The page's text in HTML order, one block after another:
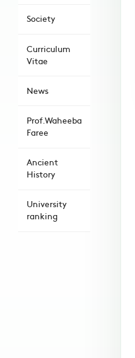
Society
Curriculum
Vitae
News
Prof.Waheeba
Faree
Ancient
History
University
ranking